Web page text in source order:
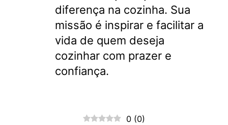
diferença na cozinha. Sua
missão é inspirar e facilitar a
vida de quem deseja
cozinhar com prazer e
confiança.
0 (0)